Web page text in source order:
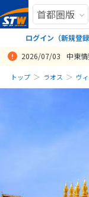
ログイン（新規登録
2026/07/03 中東
トップ ラオス ヴ